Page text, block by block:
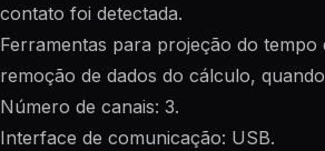
contato foi detectada.
Ferramentas para projeção do tempo
remoção de dados do cálculo,
Número de canais: 3.
Interface de comunicação: USB.